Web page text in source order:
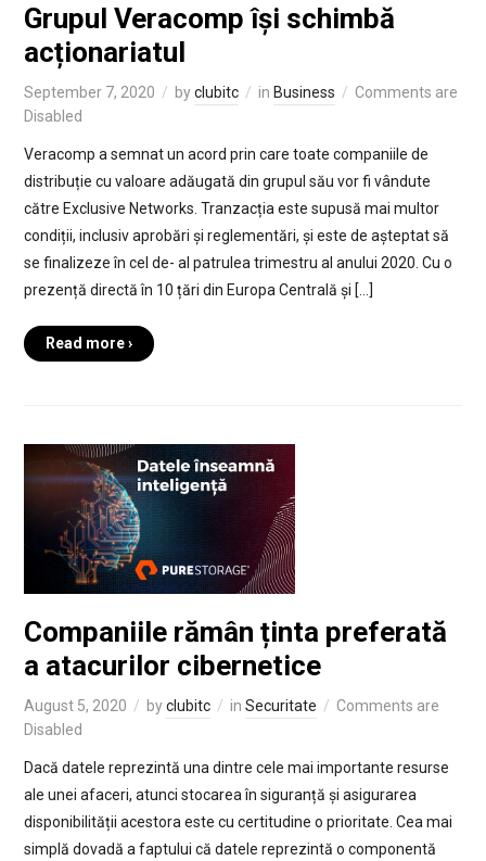
Grupul Veracomp își schimbă
acționariatul
September 7, 2020 byclubitc in Business
Comments are
Disabled
Veracomp a semnat un acord prin care toate companiile de
distribuție cu valoare adăugată din grupul său vor fi vândute
către Exclusive Networks. Tranzacția este supusă mai multor
condiții, inclusiv aprobări și reglementări, și este de așteptat să
se finalizeze în cel de- al patrulea trimestru al anului 2020. Cu o
prezență directă în 10 țări din Europa Centrală și […]
Read more ›
Companiile rămân ținta preferată
a atacurilor cibernetice
August 5, 2020 byclubitc in Securitate
Comments are
Disabled
Dacă datele reprezintă una dintre cele mai importante resurse
ale unei afaceri, atunci stocarea în siguranță și asigurarea
disponibilității acestora este cu certitudine o prioritate. Cea mai
simplă dovadă a faptului că datele reprezintă o componentă